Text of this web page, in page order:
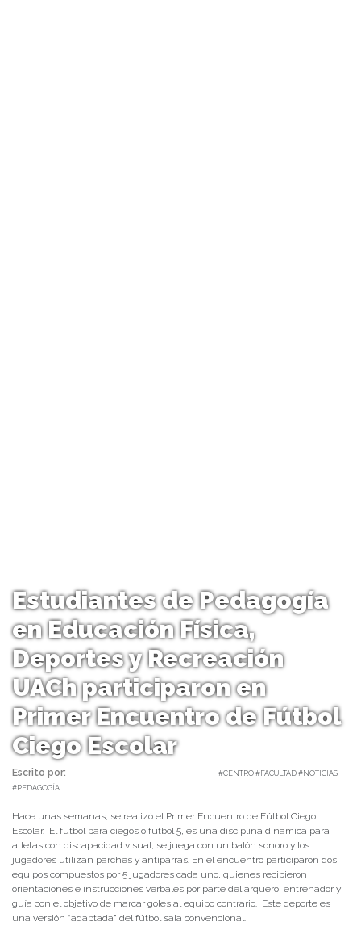
Estudiantes de Pedagogía
en Educación Física,
Deportes y Recreación
UACh participaron en
Primer Encuentro de Fútbol
Ciego Escolar
Escrito por:
#CENTRO #FACULTAD #NOTICIAS
#PEDAGOGÍA
Hace unas semanas, se realizó el Primer Encuentro de Fútbol Ciego
Escolar. El fútbol para ciegos o fútbol 5, es una disciplina dinámica para
atletas con discapacidad visual, se juega con un balón sonoro y los
jugadores utilizan parches y antiparras. En el encuentro participaron dos
equipos compuestos por 5 jugadores cada uno, quienes recibieron
orientaciones e instrucciones verbales por parte del arquero, entrenador y
guía con el objetivo de marcar goles al equipo contrario. Este deporte es
una versión “adaptada” del fútbol sala convencional.